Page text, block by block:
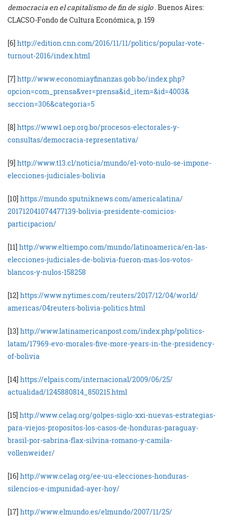
democracia en el capitalismo de fin de siglo. Buenos Aires:
CLACSO-Fondo de Cultura Económica, p. 159
[6] http://edition.cnn.com/2016/11/11/politics/popular-vote-
turnout-2016/index.html
[7] http://www.economiayfinanzas.gob.bo/index.php?
opcion=com_prensa&ver=prensa&id_item=&id=4003&
seccion=306&categoria=5
[8] https://www1.oep.org.bo/procesos-electorales-y-
consultas/democracia-representativa/
[9] http://www.t13.cl/noticia/mundo/el-voto-nulo-se-impone-
elecciones-judiciales-bolivia
[10] https://mundo.sputniknews.com/americalatina/
201712041074477139-bolivia-presidente-comicios-
participacion/
[11] http://www.eltiempo.com/mundo/latinoamerica/en-las-
elecciones-judiciales-de-bolivia-fueron-mas-los-votos-
blancos-y-nulos-158258
[12] https://www.nytimes.com/reuters/2017/12/04/world/
americas/04reuters-bolivia-politics.html
[13] http://www.latinamericanpost.com/index.php/politics-
latam/17969-evo-morales-five-more-years-in-the-presidency-
of-bolivia
[14] https://elpais.com/internacional/2009/06/25/
actualidad/1245880814_850215.html
[15] http://www.celag.org/golpes-siglo-xxi-nuevas-estrategias-
para-viejos-propositos-los-casos-de-honduras-paraguay-
brasil-por-sabrina-flax-silvina-romano-y-camila-
vollenweider/
[16] http://www.celag.org/ee-uu-elecciones-honduras-
silencios-e-impunidad-ayer-hoy/
[17] http://www.elmundo.es/elmundo/2007/11/25/